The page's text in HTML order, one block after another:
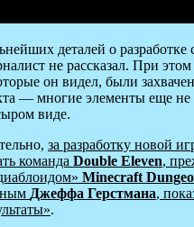
деталей о разработке
не рассказал. При
он видел, были
— многие элементы еще не
виде.
за разработку новой
команда Double Eleven,
Minecraft
Джеффа Герстмана,
.